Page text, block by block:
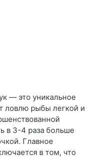
— это уникальное
ловлю рыбы легкой и
в 3-4 раза больше
Главное
в том, что